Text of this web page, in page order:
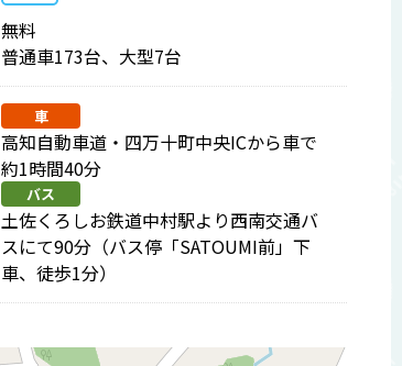
無料
普通車173台、大型7台
車
高知自動車道・四万十町中央ICから車で
約1時間40分
バス
土佐くろしお鉄道中村駅より西南交通バ
スにて90分（バス停「SATOUMI前」下
車、徒歩1分）